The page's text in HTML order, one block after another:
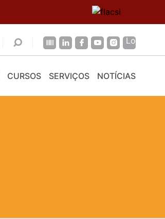
CURSOS SERVIÇOS NOTÍCIAS